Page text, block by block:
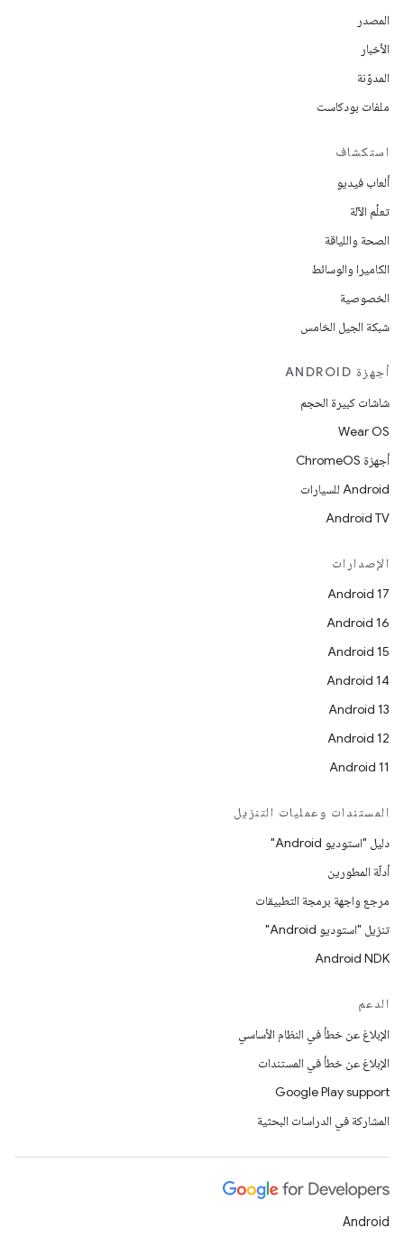
المصدر
الأخبار
المدوّنة
ملفات بودكاست
استكشاف
ألعاب فيديو
تعلُم الآلة
الصحة واللياقة
الكاميرا والوسائط
الخصوصية
شبكة الجيل الخامس
أجهزة ANDROID
شاشات كبيرة الحجم
Wear OS
أجهزة ChromeOS
Android للسيارات
Android TV
الإصدارات
Android 17
Android 16
Android 15
Android 14
Android 13
Android 12
Android 11
المستندات وعمليات التنزيل
دليل "استوديو Android"
أدلّة المطورين
مرجع واجهة برمجة التطبيقات
تنزيل "استوديو Android"
Android NDK
الدعم
الإبلاغ عن خطأ في النظام الأساسي
الإبلاغ عن خطأ في المستندات
Google Play support
المشاركة في الدراسات البحثية
Android